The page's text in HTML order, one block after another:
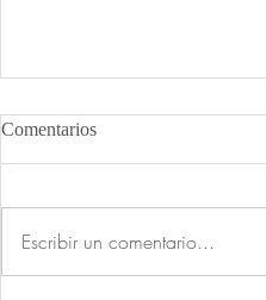
Comentarios
Escribir un comentario...